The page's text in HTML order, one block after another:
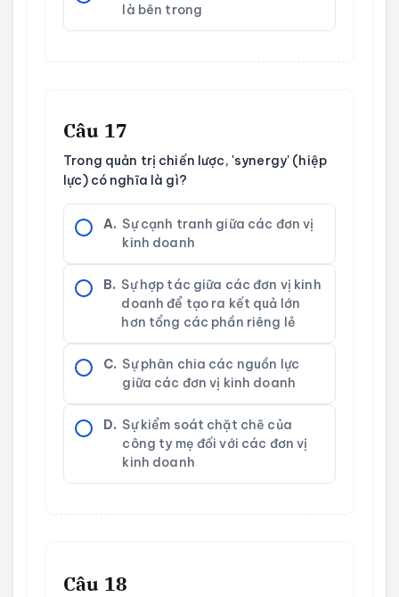
là bên trong
Câu 17
Trong quản trị chiến lược, 'synergy' (hiệp
lực) có nghĩa là gì?
A. Sự cạnh tranh giữa các đơn vị
kinh doanh
B. Sự hợp tác giữa các đơn vị kinh
doanh để tạo ra kết quả lớn
hơn tổng các phần riêng lẻ
C. Sự phân chia các nguồn lực
giữa các đơn vị kinh doanh
D. Sự kiểm soát chặt chẽ của
công ty mẹ đối với các đơn vị
kinh doanh
Câu 18